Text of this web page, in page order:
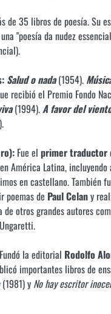
de 35 libros de poesía. Su
"poesía da nudez
Salud o nada(1954).
recibió el Premio Fondo
(1994).A favor del
Fue el primer traductor
en América Latina, incluyendo
en castellano. También
poemas de Paul Celany
de otros grandes autores
Fundó la editorial Rodolfo
importantes libros de
(1981) y No hay escritor